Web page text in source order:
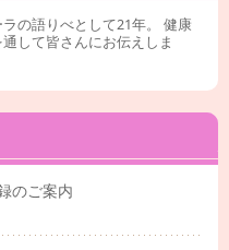
の語りべとして21年。 健康
して皆さんにお伝えしま
のご案内